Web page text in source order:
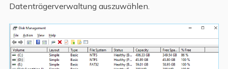
Datenträgerverwaltung auszuwählen.